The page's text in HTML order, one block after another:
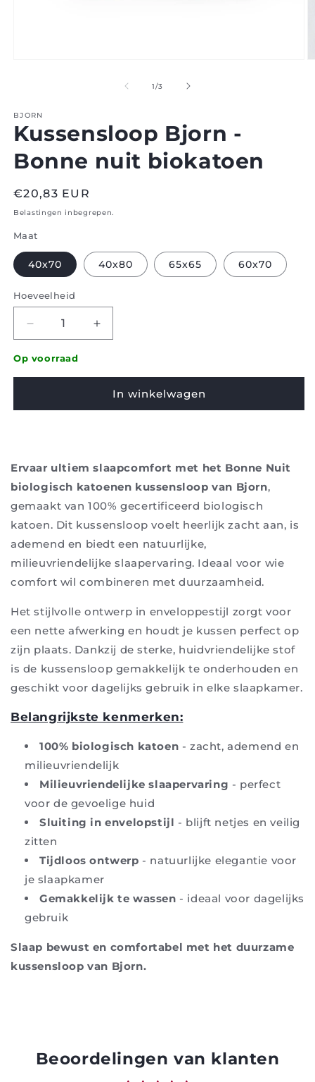
1/van
3
BJORN
Kussensloop Bjorn -
Bonne nuit biokatoen
Normale
prijs
€20,83 EUR
Belastingen inbegrepen.
Maat
40x70 40x80 65x65 60x70
Hoeveelheid
Afname
hoeveelheid
voor
Kussensloop
Meer
kwantiteit
Kussensloop
Bjorn
Op voorraad
In winkelwagen
Ervaar ultiem slaapcomfort met het Bonne Nuit
biologisch katoenen kussensloop van Bjorn,
gemaakt van 100% gecertificeerd biologisch
katoen. Dit kussensloop voelt heerlijk zacht aan, is
ademend en biedt een natuurlijke,
milieuvriendelijke slaapervaring. Ideaal voor wie
comfort wil combineren met duurzaamheid.
Het stijlvolle ontwerp in enveloppestijl zorgt voor
een nette afwerking en houdt je kussen perfect op
zijn plaats. Dankzij de sterke, huidvriendelijke stof
is de kussensloop gemakkelijk te onderhouden en
geschikt voor dagelijks gebruik in elke slaapkamer.
Belangrijkste kenmerken:
100% biologisch katoen - zacht, ademend en
milieuvriendelijk
Milieuvriendelijke slaapervaring - perfect
voor de gevoelige huid
Sluiting in envelopstijl - blijft netjes en veilig
zitten
Tijdloos ontwerp - natuurlijke elegantie voor
je slaapkamer
Gemakkelijk te wassen - ideaal voor dagelijks
gebruik
Slaap bewust en comfortabel met het duurzame
kussensloop van Bjorn.
Beoordelingen van klanten